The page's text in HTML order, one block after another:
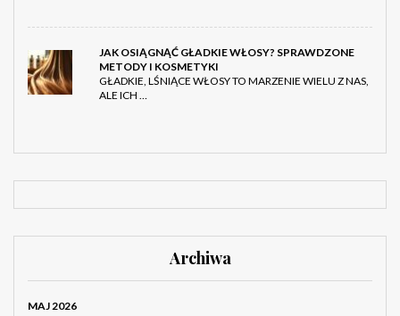
JAK OSIĄGNĄĆ GŁADKIE WŁOSY? SPRAWDZONE
METODY I KOSMETYKI
GŁADKIE, LŚNIĄCE WŁOSY TO MARZENIE WIELU Z NAS,
ALE ICH …
Archiwa
MAJ 2026